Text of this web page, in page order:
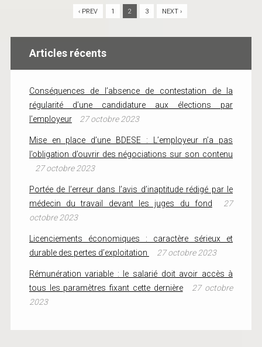
‹ PREV 1 2 3 NEXT ›
Articles récents
Conséquences de l’absence de contestation de la
régularité d’une candidature aux élections par
l’employeur
27 octobre 2023
Mise en place d’une BDESE : L’employeur n’a pas
l’obligation d’ouvrir des négociations sur son contenu
27 octobre 2023
Portée de l’erreur dans l’avis d’inaptitude rédigé par le
médecin du travail devant les juges du fond
27
octobre 2023
Licenciements économiques : caractère sérieux et
durable des pertes d’exploitation
27 octobre 2023
Rémunération variable : le salarié doit avoir accès à
tous les paramètres fixant cette dernière
27 octobre
2023